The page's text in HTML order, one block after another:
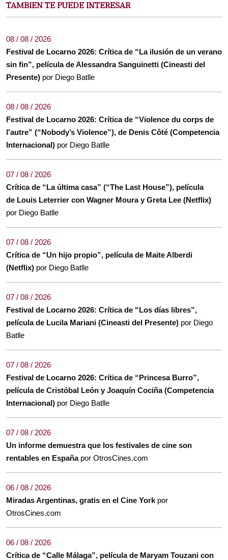
TAMBIEN TE PUEDE INTERESAR
08 / 08 / 2026
Festival de Locarno 2026: Crítica de “La ilusión de un verano
sin fin”, película de Alessandra Sanguinetti (Cineasti del
Presente) por Diego Batlle
08 / 08 / 2026
Festival de Locarno 2026: Crítica de “Violence du corps de
l'autre” (“Nobody’s Violence”), de Denis Côté (Competencia
Internacional) por Diego Batlle
07 / 08 / 2026
Crítica de “La última casa” (“The Last House”), película
de Louis Leterrier con Wagner Moura y Greta Lee (Netflix)
por Diego Batlle
07 / 08 / 2026
Crítica de “Un hijo propio”, película de Maite Alberdi
(Netflix) por Diego Batlle
07 / 08 / 2026
Festival de Locarno 2026: Crítica de “Los días libres”,
película de Lucila Mariani (Cineasti del Presente) por Diego
Batlle
07 / 08 / 2026
Festival de Locarno 2026: Crítica de “Princesa Burro”,
película de Cristóbal León y Joaquín Cociña (Competencia
Internacional) por Diego Batlle
07 / 08 / 2026
Un informe demuestra que los festivales de cine son
rentables en España por OtrosCines.com
06 / 08 / 2026
Miradas Argentinas, gratis en el Cine York por
OtrosCines.com
06 / 08 / 2026
Crítica de “Calle Málaga”, película de Maryam Touzani con